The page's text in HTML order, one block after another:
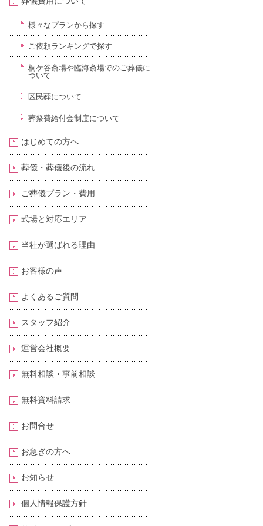
様々なプランから探す
ご依頼ランキングで探す
桐ケ谷斎場や臨海斎場でのご葬儀に
ついて
区民葬について
葬祭費給付金制度について
はじめての方へ
葬儀・葬儀後の流れ
ご葬儀プラン・費用
式場と対応エリア
当社が選ばれる理由
お客様の声
よくあるご質問
スタッフ紹介
運営会社概要
無料相談・事前相談
無料資料請求
お問合せ
お急ぎの方へ
お知らせ
個人情報保護方針